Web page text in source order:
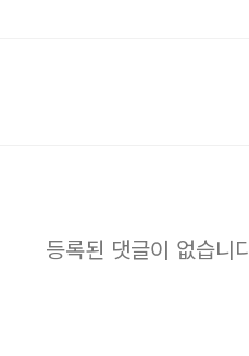
등록된 댓글이 없습니